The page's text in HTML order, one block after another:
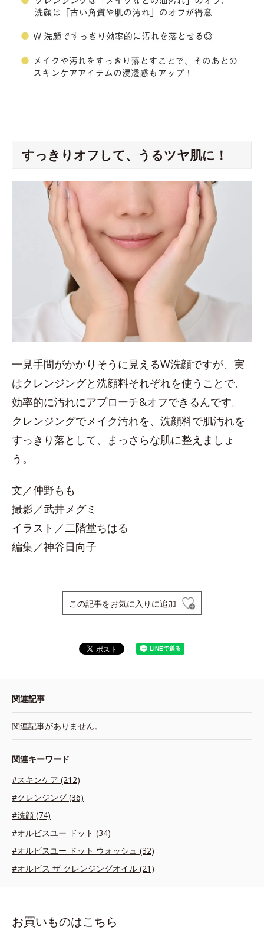
すっきりオフして、うるツヤ肌に！
一見手間がかかりそうに見えるW洗顔ですが、実
はクレンジングと洗顔料それぞれを使うことで、
効率的に汚れにアプローチ&オフできるんです。
クレンジングでメイク汚れを、洗顔料で肌汚れを
すっきり落として、まっさらな肌に整えましょ
う。
文／仲野もも
撮影／武井メグミ
イラスト／二階堂ちはる
編集／神谷日向子
この記事をお気に入りに追加
関連記事
関連記事がありません。
関連キーワード
#スキンケア (212)
#クレンジング (36)
#洗顔 (74)
#オルビスユー ドット (34)
#オルビスユー ドット ウォッシュ (32)
#オルビス ザ クレンジングオイル (21)
お買いものはこちら